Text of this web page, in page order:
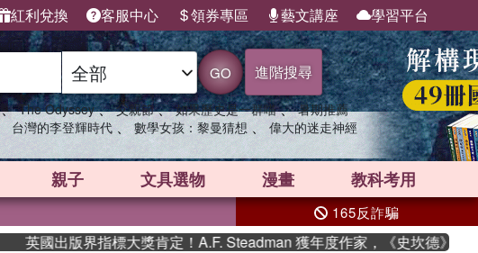
紅利兌換 客服中心 領券專區 藝文講座 學習平台
GO 進階搜尋
、 The Odyssey 、 父親節 、 如果歷史是一群喵 、 暑期推薦
台灣的李登輝時代 、 數學女孩：黎曼猜想 、 偉大的迷走神經
親子 文具選物 漫畫 教科考用
165反詐騙
英國出版界指標大獎肯定！A.F. Steadman 獲年度作家，《史坎德》系列